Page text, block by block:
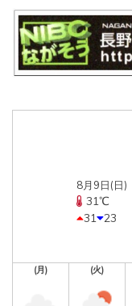
8月9日(日)
31℃
31 23
(月) (火)